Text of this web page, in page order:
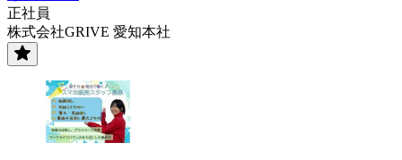
正社員
株式会社GRIVE 愛知本社